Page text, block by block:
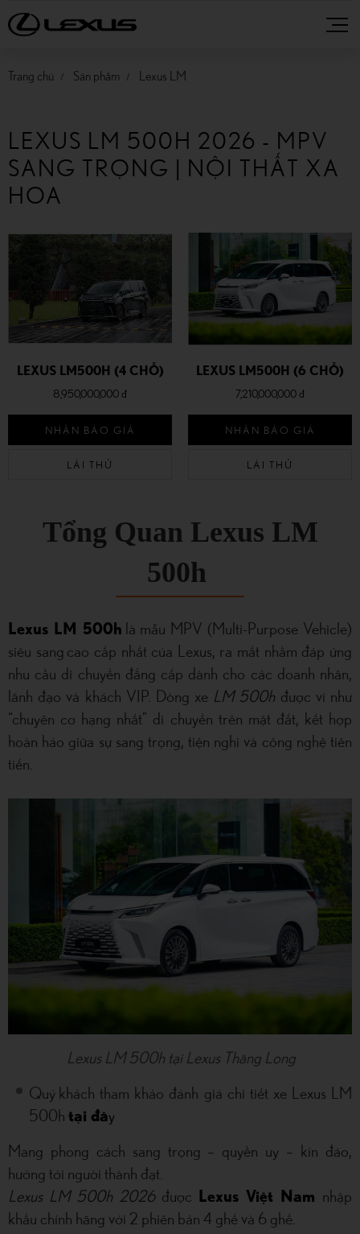
Trang chủ Sản phẩm Lexus LM
Tổng Quan Lexus LM
500h
Lexus LM 500h là mẫu MPV (Multi-Purpose Vehicle)
siêu sang cao cấp nhất của Lexus, ra mắt nhằm đáp ứng
nhu cầu di chuyển đẳng cấp dành cho các doanh nhân,
lãnh đạo và khách VIP. Dòng xe LM 500h được ví như
“chuyên cơ hạng nhất” di chuyển trên mặt đất, kết hợp
hoàn hảo giữa sự sang trọng, tiện nghi và công nghệ tiên
tiến.
Lexus LM 500h tại Lexus Thăng Long
Quý khách tham khảo đánh giá chi tiết xe Lexus LM
500h tại đây
Mang phong cách sang trọng – quyền uy – kín đáo,
hướng tới người thành đạt.
Lexus LM 500h 2026được Lexus Việt Nam nhập
khẩu chính hãng với 2 phiên bản 4 ghế và 6 ghế.
LEXUS LM 500H 2026 - MPV
SANG TRỌNG | NỘI THẤT XA
HOA
LEXUS LM500H (4 CHỖ)
8,950,000,000 đ
NHẬN BÁO GIÁ
LÁI THỬ
LEXUS LM500H (6 CHỖ)
7,210,000,000 đ
NHẬN BÁO GIÁ
LÁI THỬ